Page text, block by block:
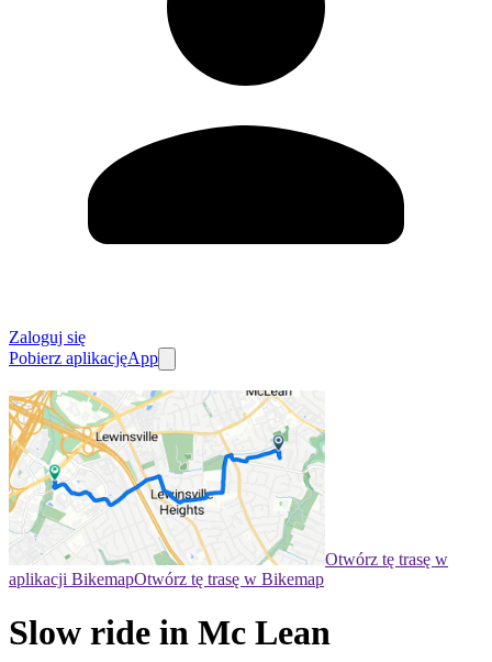
Zaloguj się
Pobierz aplikacjęApp
Otwórz tę trasę w
aplikacji BikemapOtwórz tę trasę w Bikemap
Slow ride in Mc Lean